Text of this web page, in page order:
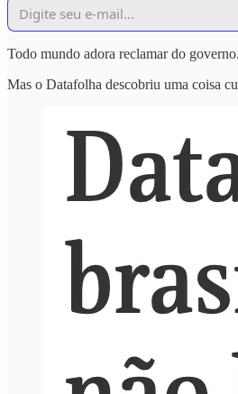
Todo mundo adora reclamar do
Mas o Datafolha descobriu uma coisa